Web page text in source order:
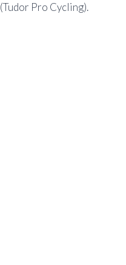
Pro Cycling).